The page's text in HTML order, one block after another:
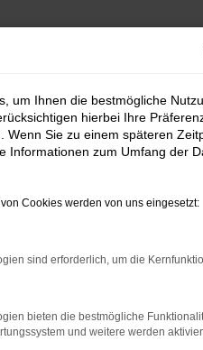
um Ihnen die bestmögliche
hierbei Ihre
Wenn Sie zu einem späteren
Informationen zum Umfang der
Cookies werden von uns eingesetzt:
sind erforderlich, um die
bieten die bestmögliche
und weitere werden